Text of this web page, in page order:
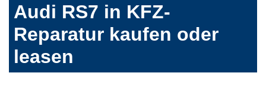
Audi RS7 in KFZ-
Reparatur kaufen oder
leasen